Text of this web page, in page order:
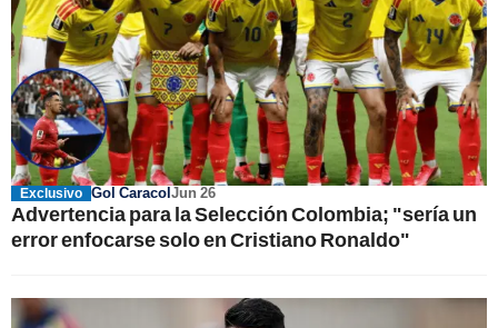
Exclusivo Gol CaracolJun 26
Advertencia para la Selección Colombia; "sería un
error enfocarse solo en Cristiano Ronaldo"